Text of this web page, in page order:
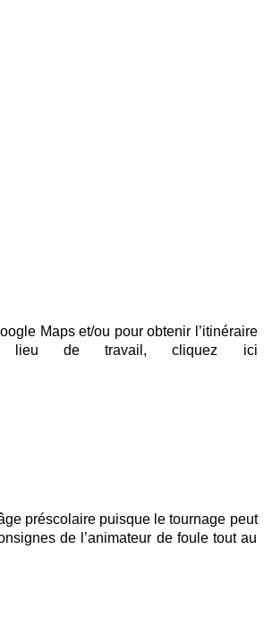
Maps et/ou pour obtenir l’itinéraire
de travail, cliquez ici
préscolaire puisque le tournage peut
de l’animateur de foule tout au